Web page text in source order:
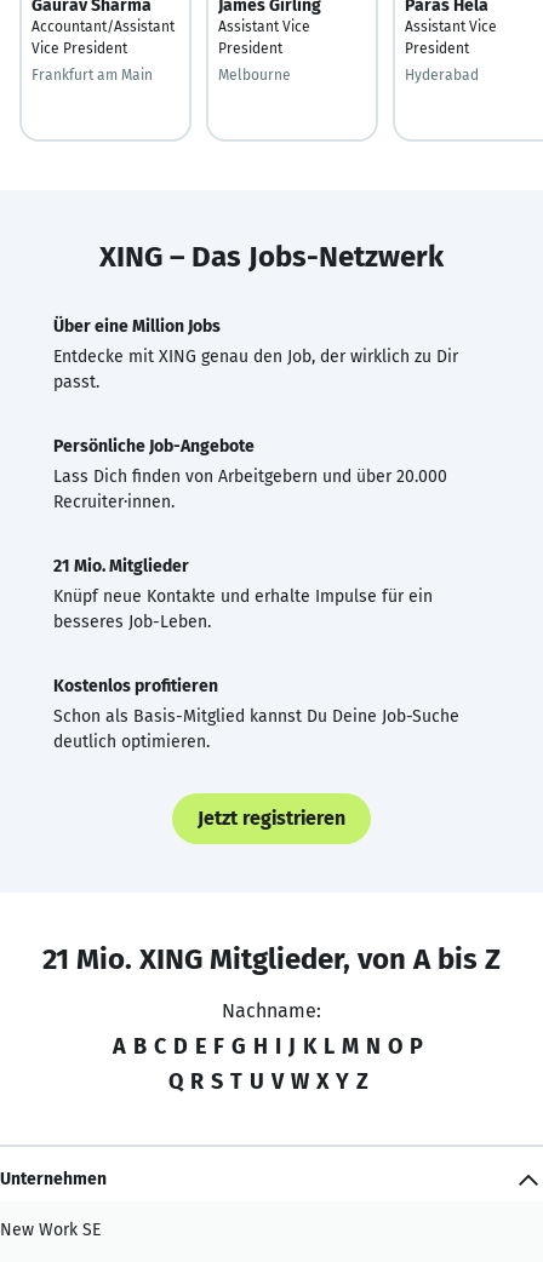
Gaurav Sharma
Accountant/Assistant
Vice President
Frankfurt am Main
James Girling
Assistant Vice
President
Melbourne
Paras Hela
Assistant Vice
President
Hyderabad
XING – Das Jobs-Netzwerk
Über eine Million Jobs
Entdecke mit XING genau den Job, der wirklich zu Dir
passt.
Persönliche Job-Angebote
Lass Dich finden von Arbeitgebern und über 20.000
Recruiter·innen.
21 Mio. Mitglieder
Knüpf neue Kontakte und erhalte Impulse für ein
besseres Job-Leben.
Kostenlos profitieren
Schon als Basis-Mitglied kannst Du Deine Job-Suche
deutlich optimieren.
Jetzt registrieren
21 Mio. XING Mitglieder, von A bis Z
Nachname:
A B C D E F G H I J K L M N O P
Q R S T U V W X Y Z
Unternehmen
New Work SE